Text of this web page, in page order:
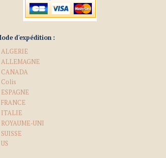
d'expédition :
ALGERIE
ALLEMAGNE
CANADA
Colis
ESPAGNE
FRANCE
ITALIE
ROYAUME-UNI
SUISSE
US